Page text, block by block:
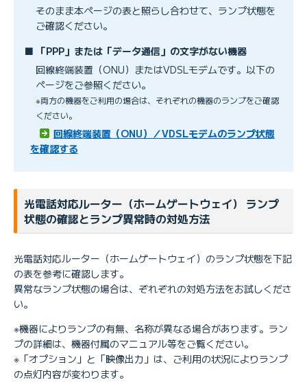
そのまま本ページの表と照らし合わせて、ランプ状態を
ご確認ください。
■ 「PPP」または「データ通信」の文字がない機器
回線終端装置（ONU）またはVDSLモデムです。以下の
ページをご参照ください。
※両方の機器をご利用の場合は、それぞれの機器のランプをご確認
ください。
回線終端装置（ONU）／VDSLモデムのランプ状態
を確認する
光電話対応ルーター（ホームゲートウェイ） ランプ
状態の確認とランプ異常時の対処方法
光電話対応ルーター（ホームゲートウェイ）のランプ状態を下記
の表を参考に確認します。
異常なランプ状態の場合は、ぞれぞれの対処方法をお試しくださ
い。
※機器によりランプの有無、名称が異なる場合があります。ラン
プの詳細は、機器付属のマニュアル等をご覧ください。
※「オプション」と「映像出力」は、ご利用の状況によりランプ
の点灯内容が変わります。